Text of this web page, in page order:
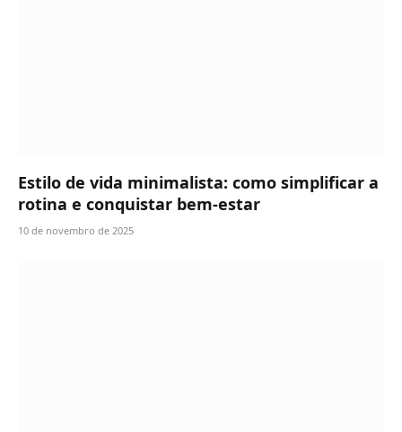
Estilo de vida minimalista: como simplificar a
rotina e conquistar bem-estar
10 de novembro de 2025